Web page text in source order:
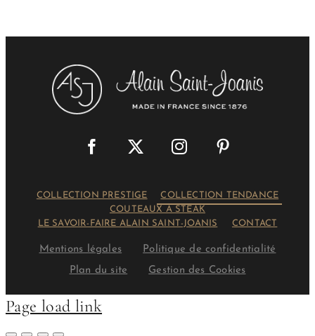
COLLECTION PRESTIGE
COLLECTION TENDANCE
COUTEAUX À STEAK
LE SAVOIR-FAIRE ALAIN SAINT-JOANIS
CONTACT
Mentions légales
Politique de confidentialité
Plan du site
Gestion des Cookies
Page load link